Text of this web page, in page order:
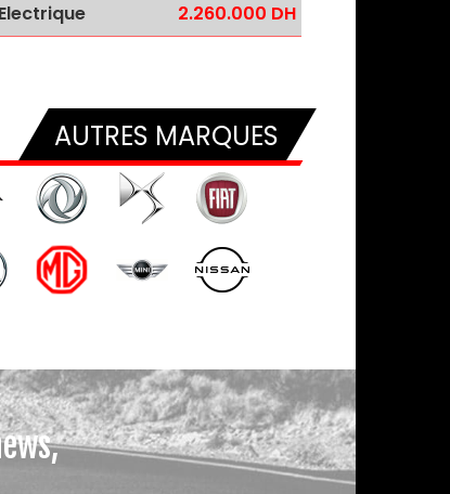
Electrique 2.260.000 DH
AUTRES MARQUES